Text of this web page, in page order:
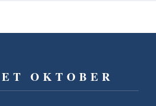
OKTOBER